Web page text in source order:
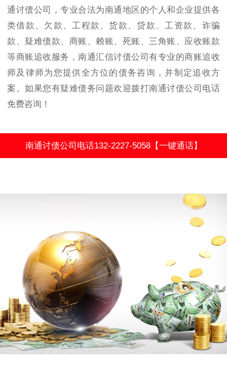
通讨债公司，专业合法为南通地区的个人和企业提供各
类借款、欠款、工程款、货款、贷款、工资款、诈骗
款、疑难债款、商账、赖账、死账、三角账、应收账款
等商账追收服务，南通汇信讨债公司有专业的商账追收
师及律师为您提供全方位的债务咨询，并制定追收方
案。如果您有疑难债务问题欢迎拨打南通讨债公司电话
免费咨询！
南通讨债公司电话132-2227-5058【一键通话】